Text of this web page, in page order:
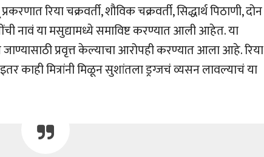
रिया चक्रवर्ती, शौविक चक्रवर्ती, सिद्धार्थ पिठाणी, दोन
नावं या मसुद्यामध्ये समाविष्ट करण्यात आली आहेत. या
प्रवृत्त केल्याचा आरोपही करण्यात आला आहे. रिया
काही मित्रांनी मिळून सुशांतला ड्रग्जचं व्यसन लावल्याचं या